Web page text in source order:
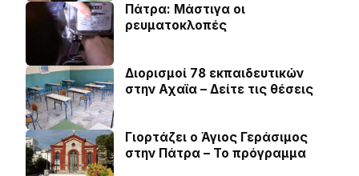
Πάτρα: Μάστιγα οι
ρευµατοκλοπές
Διορισμοί 78 εκπαιδευτικών
στην Αχαϊα – Δείτε τις θέσεις
Γιορτάζει ο Άγιος Γεράσιμος
στην Πάτρα – Το πρόγραμμα